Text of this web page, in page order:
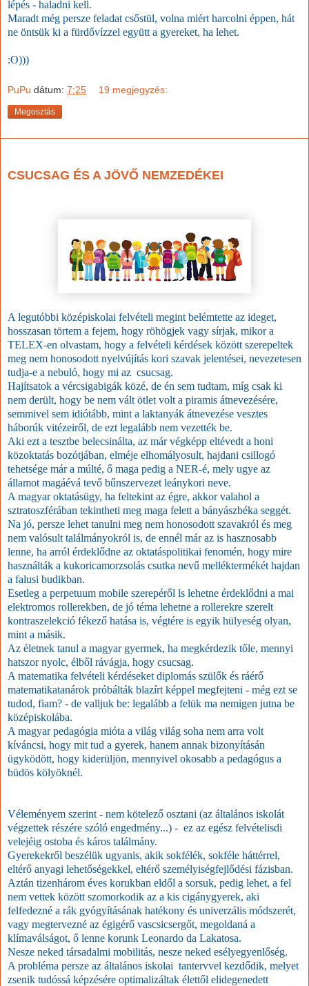
lépés - haladni kell.
Maradt még persze feladat csőstül, volna miért harcolni éppen, hát
ne öntsük ki a fürdővízzel együtt a gyereket, ha lehet.
:O)))
PuPu dátum: 7:25 19 megjegyzés:
Megosztás
CSUCSAG ÉS A JÖVŐ NEMZEDÉKEI
A legutóbbi középiskolai felvételi megint belémtette az ideget,
hosszasan törtem a fejem, hogy röhögjek vagy sírjak, mikor a
TELEX-en olvastam, hogy a felvételi kérdések között szerepeltek
meg nem honosodott nyelvújítás kori szavak jelentései, nevezetesen
tudja-e a nebuló, hogy mi az csucsag.
Hajítsatok a vércsigabigák közé, de én sem tudtam, míg csak ki
nem derült, hogy be nem vált ötlet volt a piramis átnevezésére,
semmivel sem idiótább, mint a laktanyák átnevezése vesztes
háborúk vitézeiről, de ezt legalább nem vezették be.
Aki ezt a tesztbe belecsinálta, az már végképp eltévedt a honi
közoktatás bozótjában, elméje elhomályosult, hajdani csillogó
tehetsége már a múlté, ő maga pedig a NER-é, mely ugye az
államot magáévá tevő bűnszervezet leánykori neve.
A magyar oktatásügy, ha feltekint az égre, akkor valahol a
sztratoszférában tekintheti meg maga felett a bányászbéka seggét.
Na jó, persze lehet tanulni meg nem honosodott szavakról és meg
nem valósult találmányokról is, de ennél már az is hasznosabb
lenne, ha arról érdeklődne az oktatáspolitikai fenomén, hogy mire
használták a kukoricamorzsolás csutka nevű melléktermékét hajdan
a falusi budikban.
Esetleg a perpetuum mobile szerepéről ls lehetne érdeklődni a mai
elektromos rollerekben, de jó téma lehetne a rollerekre szerelt
kontraszelekció fékező hatása is, végtére is egyik hülyeség olyan,
mint a másik.
Az életnek tanul a magyar gyermek, ha megkérdezik tőle, mennyi
hatszor nyolc, élből rávágja, hogy csucsag.
A matematika felvételi kérdéseket diplomás szülők és ráérő
matematikatanárok próbálták blazírt képpel megfejteni - még ezt se
tudod, fiam? - de valljuk be: legalább a felük ma nemigen jutna be
középiskolába.
A magyar pedagógia mióta a világ világ soha nem arra volt
kíváncsi, hogy mit tud a gyerek, hanem annak bizonyításán
ügyködött, hogy kiderüljön, mennyivel okosabb a pedagógus a
büdös kölyöknél.
Véleményem szerint - nem kötelező osztani (az általános iskolát
végzettek részére szóló engedmény...) - ez az egész felvételisdi
velejéig ostoba és káros találmány.
Gyerekekről beszélük ugyanis, akik sokfélék, sokféle háttérrel,
eltérő anyagi lehetőségekkel, eltérő személyiségfejlődési fázisban.
Aztán tizenhárom éves korukban eldől a sorsuk, pedig lehet, a fel
nem vettek között szomorkodik az a kis cigánygyerek, aki
felfedezné a rák gyógyításának hatékony és univerzális módszerét,
vagy megtervezné az égigérő vascsicsergőt, megoldaná a
klímaválságot, ő lenne korunk Leonardo da Lakatosa.
Nesze neked társadalmi mobilitás, nesze neked esélyegyenlőség.
A probléma persze az általános iskolai tantervvel kezdődik, melyet
zsenik tudóssá képzésére optimalizáltak élettől elidegenedett